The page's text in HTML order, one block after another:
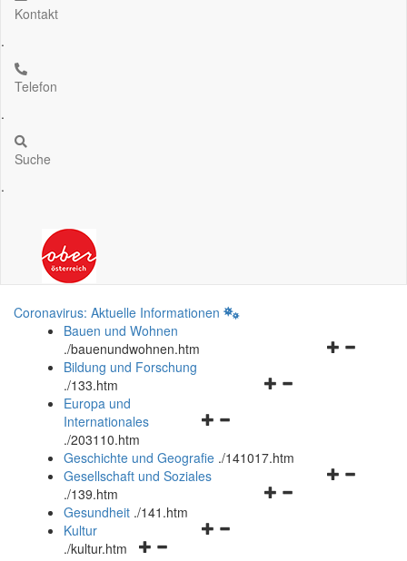
Kontakt
.
Telefon
.
Suche
.
Coronavirus: Aktuelle Informationen
Bauen und Wohnen
./bauenundwohnen.htm
Navigationsmenü
Bildung und Forschung
./133.htm
Navigationsmenü
und
schließen
Europa und
Internationales
./203110.htm
Geschichte und Geografie ./141017.htm
Navigationsmenü
Gesellschaft und Soziales
./139.htm
Navigationsmenü
Gesundheit ./141.htm
Navigationsmenü
Kultur
./kultur.htm